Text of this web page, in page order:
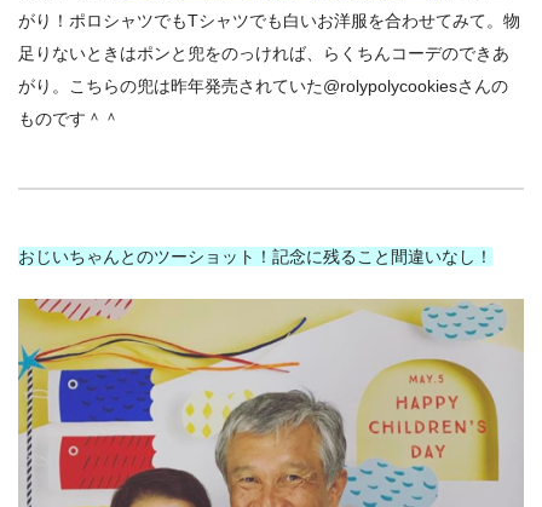
がり！ポロシャツでもTシャツでも白いお洋服を合わせてみて。物
足りないときはポンと兜をのっければ、らくちんコーデのできあ
がり。こちらの兜は昨年発売されていた@rolypolycookiesさんの
ものです＾＾
おじいちゃんとのツーショット！記念に残ること間違いなし！